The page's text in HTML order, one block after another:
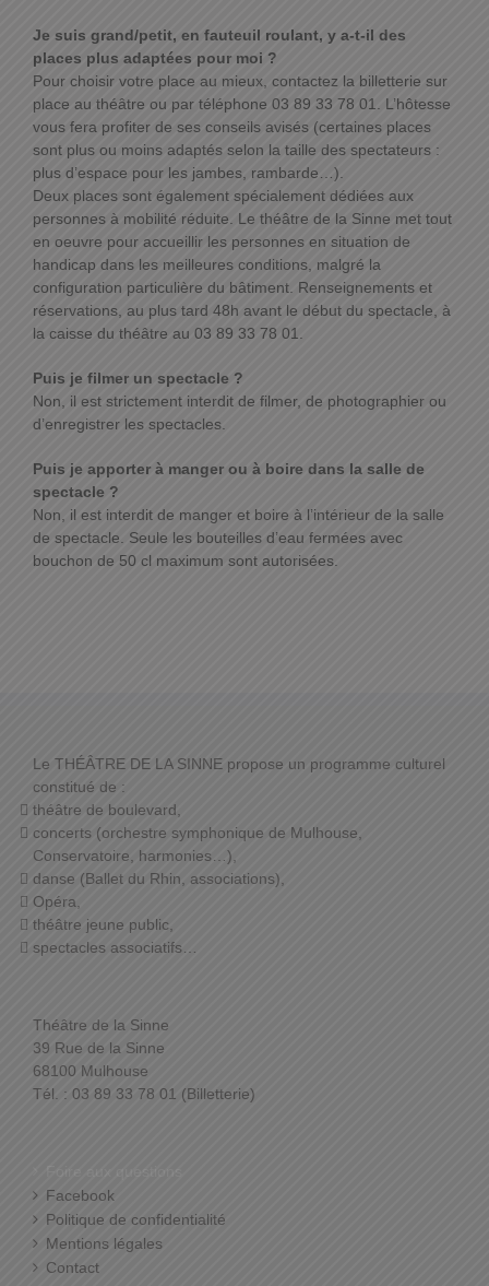
Je suis grand/petit, en fauteuil roulant, y a-t-il des
places plus adaptées pour moi ?
Pour choisir votre place au mieux, contactez la billetterie sur
place au théâtre ou par téléphone 03 89 33 78 01. L’hôtesse
vous fera profiter de ses conseils avisés (certaines places
sont plus ou moins adaptés selon la taille des spectateurs :
plus d’espace pour les jambes, rambarde…).
Deux places sont également spécialement dédiées aux
personnes à mobilité réduite. Le théâtre de la Sinne met tout
en oeuvre pour accueillir les personnes en situation de
handicap dans les meilleures conditions, malgré la
configuration particulière du bâtiment. Renseignements et
réservations, au plus tard 48h avant le début du spectacle, à
la caisse du théâtre au 03 89 33 78 01.
Puis je filmer un spectacle ?
Non, il est strictement interdit de filmer, de photographier ou
d’enregistrer les spectacles.
Puis je apporter à manger ou à boire dans la salle de
spectacle ?
Non, il est interdit de manger et boire à l’intérieur de la salle
de spectacle. Seule les bouteilles d’eau fermées avec
bouchon de 50 cl maximum sont autorisées.
Le THÉÂTRE DE LA SINNE propose un programme culturel
constitué de :
théâtre de boulevard,
concerts (orchestre symphonique de Mulhouse,
Conservatoire, harmonies…),
danse (Ballet du Rhin, associations),
Opéra,
théâtre jeune public,
spectacles associatifs…
Théâtre de la Sinne
39 Rue de la Sinne
68100 Mulhouse
Tél. : 03 89 33 78 01 (Billetterie)
Facebook
Politique de confidentialité
Mentions légales
Contact